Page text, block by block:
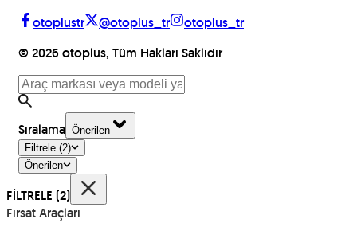
otoplustr
@otoplus_tr
otoplus_tr
© 2026otoplus, Tüm Hakları Saklıdır
Sıralama
Önerilen
Filtrele (2)
Önerilen
FİLTRELE (2)
Fırsat Araçları